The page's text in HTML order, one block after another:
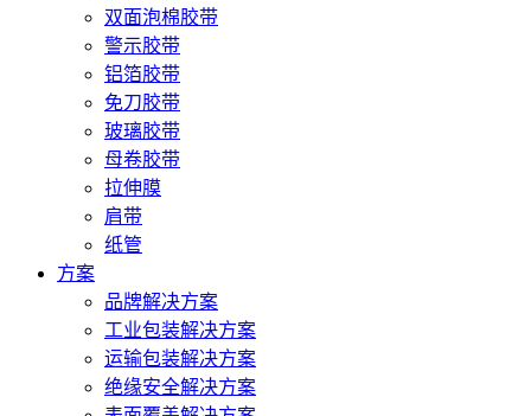
双面泡棉胶带
警示胶带
铝箔胶带
免刀胶带
玻璃胶带
母卷胶带
拉伸膜
肩带
纸管
方案
品牌解决方案
工业包装解决方案
运输包装解决方案
绝缘安全解决方案